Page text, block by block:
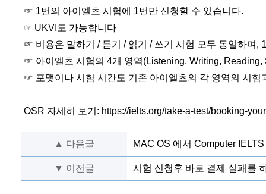
☞ 1번의 아이엘츠 시험에 1번만 신청할 수 있습니다.
☞ UKVI도 가능합니다
☞ 비용은 말하기 / 듣기 / 읽기 / 쓰기 시험 모두 동일하며,
☞ 아이엘츠 시험의 4개 영역(Listening, Writing,
☞ 포맷이나 시험 시간도 기존 아이엘츠의 각 영역의 시
OSR 자세히 보기: https://ielts.org/take-a-test/booking-
▲ 다음글 MAC OS 에서 Computer
▼ 이전글 시험 신청후 바로 결제 실패를